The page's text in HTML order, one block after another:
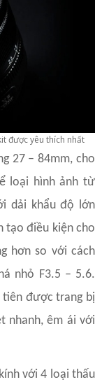
được yêu thích nhất
27 – 84mm, cho
loại hình ảnh từ
dải khẩu độ lớn
tạo điều kiện cho
hơn so với cách
nhỏ F3.5 – 5.6.
tiên được trang bị
nhanh, êm ái với
với 4 loại thấu